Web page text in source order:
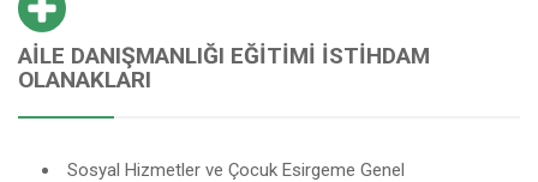
AILE DANIŞMANLIĞI EĞITIMI İSTIHDAM
OLANAKLARI
Sosyal Hizmetler ve Çocuk Esirgeme Genel